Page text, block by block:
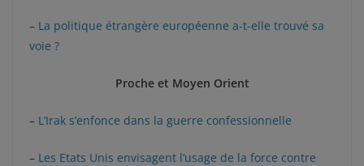
– La politique étrangère européenne a-t-elle trouvé sa
voie ?
Proche et Moyen Orient
– L’Irak s’enfonce dans la guerre confessionnelle
– Les Etats Unis envisagent l’usage de la force contre